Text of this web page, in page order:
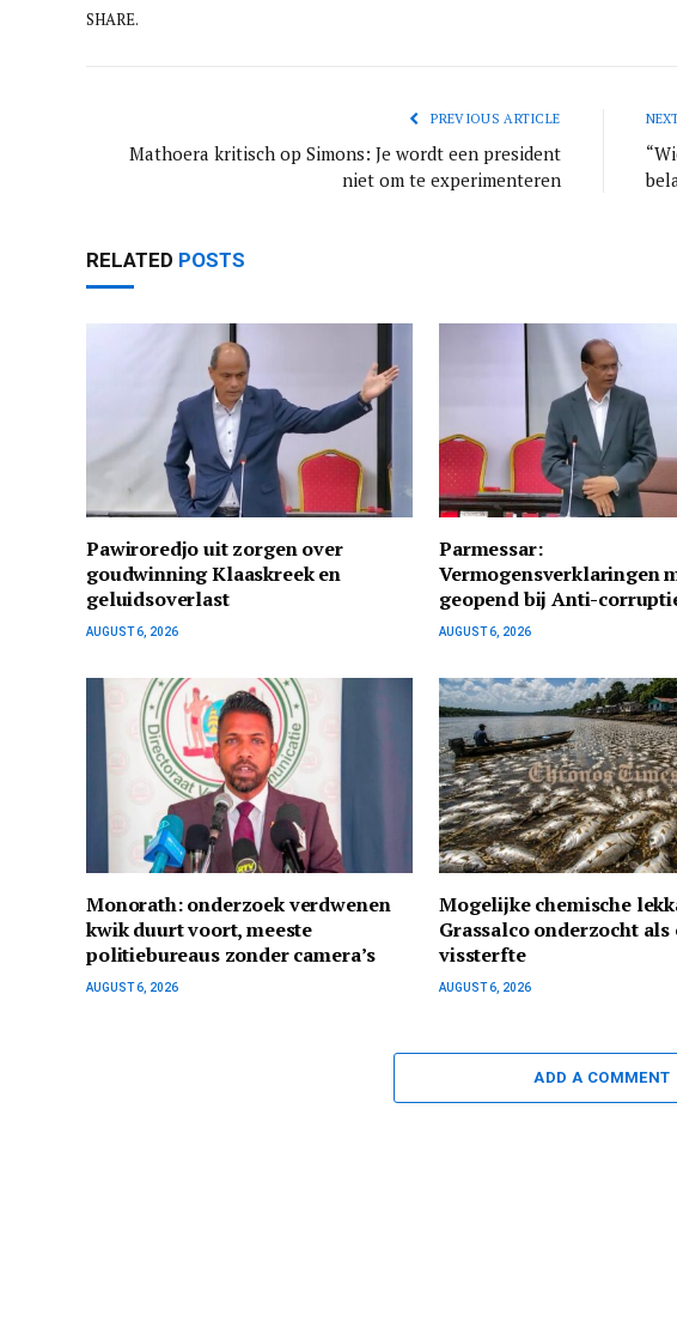
SHARE.
PREVIOUS ARTICLE
Mathoera kritisch op Simons: Je wordt een president
niet om te experimenteren
RELATED POSTS
Pawiroredjo uit zorgen over
goudwinning Klaaskreek en
geluidsoverlast
AUGUST 6, 2026
Parmessar:
Vermogensverklaringen
geopend bij Anti-
AUGUST 6, 2026
Monorath: onderzoek verdwenen
kwik duurt voort, meeste
politiebureaus zonder camera’s
AUGUST 6, 2026
Mogelijke chemische
Grassalco onderzocht als
vissterfte
AUGUST 6, 2026
ADD A COMMENT